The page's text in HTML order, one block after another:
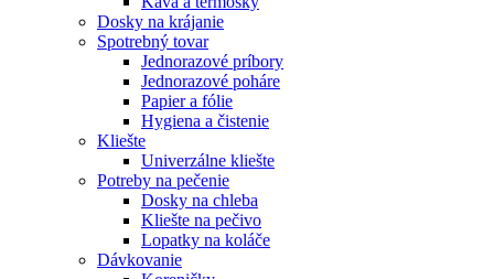
Dosky na krájanie
Spotrebný tovar
Jednorazové príbory
Jednorazové poháre
Papier a fólie
Hygiena a čistenie
Kliešte
Univerzálne kliešte
Potreby na pečenie
Dosky na chleba
Kliešte na pečivo
Lopatky na koláče
Dávkovanie